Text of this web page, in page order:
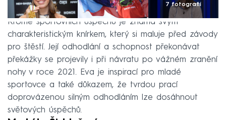
7 fotografií
Kromě sportovních úspěchů je známá svým
charakteristickým knírkem, který si maluje před závody
pro štěstí. Její odhodlání a schopnost překonávat
překážky se projevily i při návratu po vážném zranění
nohy v roce 2021. Eva je inspirací pro mladé
sportovce a také důkazem, že tvrdou prací
doprovázenou silným odhodláním lze dosáhnout
světových úspěchů.